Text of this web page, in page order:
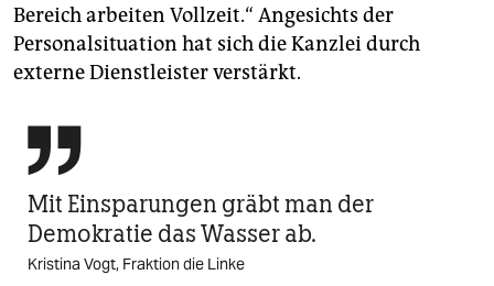
Bereich arbeiten Vollzeit.“ Angesichts der
Personalsituation hat sich die Kanzlei durch
externe Dienstleister verstärkt.

Mit Einsparungen gräbt man der
Demokratie das Wasser ab.
Kristina Vogt, Fraktion die Linke